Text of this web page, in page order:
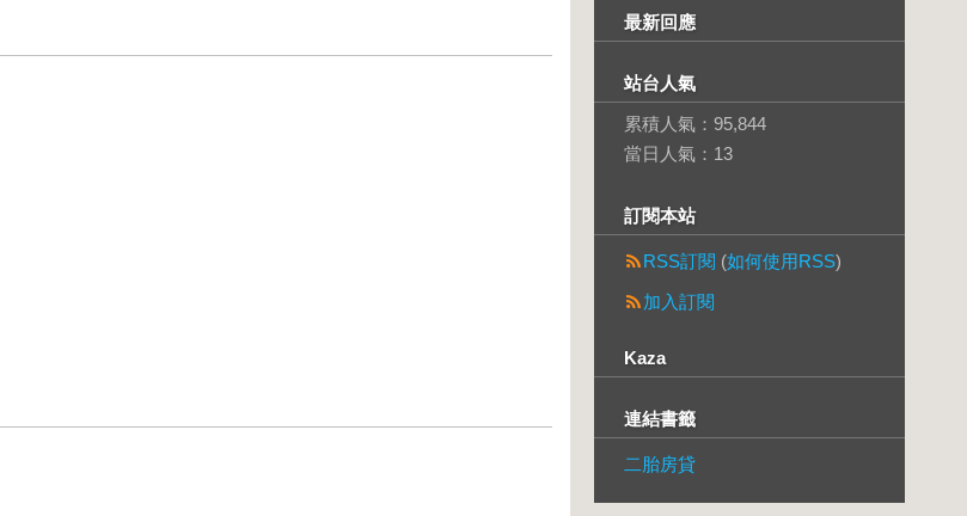
最新回應
站台人氣
累積人氣： 95,844
當日人氣： 13
訂閱本站
RSS訂閱 (如何使用RSS)
加入訂閱
Kaza
連結書籤
二胎房貸